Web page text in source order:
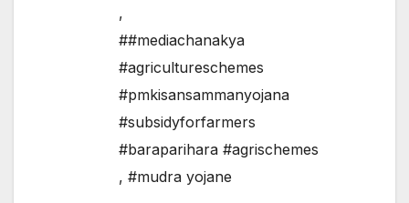
,
##mediachanakya
#agricultureschemes
#pmkisansammanyojana
#subsidyforfarmers
#baraparihara #agrischemes
, #mudra yojane